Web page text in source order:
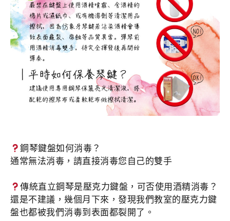
鋼琴鍵盤如何消毒？
通常無法消毒，請直接消毒您自己的雙手
傳統直立鋼琴是壓克力鍵盤，可否使用酒精消毒？
還是不建議，幾個月下來，發現我們教室的壓克力鍵
盤也都被我們消毒到表面都裂開了。